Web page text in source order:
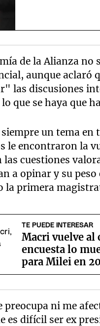
de la Alianza no
aunque aclaró
las discusiones
que se haya que
un tema en
le encontraron la
cuestiones
a opinar y su
la primera
TE PUEDE INTERESAR
Macri vuelve al
encuesta lo
para Milei en
preocupa ni me
es difícil ser ex